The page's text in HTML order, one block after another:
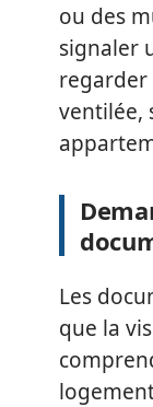
ou des
signaler
regarder
ventilée,
Les
que la